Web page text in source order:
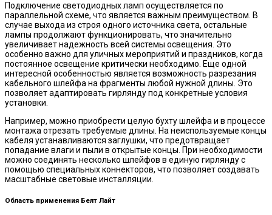
Подключение светодиодных ламп осуществляется по
параллельной схеме, что является важным преимуществом. В
случае выхода из строя одного источника света, остальные
лампы продолжают функционировать, что значительно
увеличивает надежность всей системы освещения. Это
особенно важно для уличных мероприятий и праздников, когда
постоянное освещение критически необходимо. Еще одной
интересной особенностью является возможность разрезания
кабельного шлейфа на фрагменты любой нужной длины. Это
позволяет адаптировать гирлянду под конкретные условия
установки.
Например, можно приобрести целую бухту шлейфа и в процессе
монтажа отрезать требуемые длины. На неиспользуемые концы
кабеля устанавливаются заглушки, что предотвращает
попадание влаги и пыли в открытые концы. При необходимости
можно соединять несколько шлейфов в единую гирлянду с
помощью специальных коннекторов, что позволяет создавать
масштабные световые инсталляции.
Область применения Белт Лайт